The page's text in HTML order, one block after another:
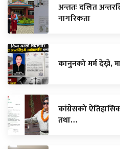
अन्ततः दलित
नागरिकता
कानुनको मर्म देख्ने,
कांग्रेसको
तथा…